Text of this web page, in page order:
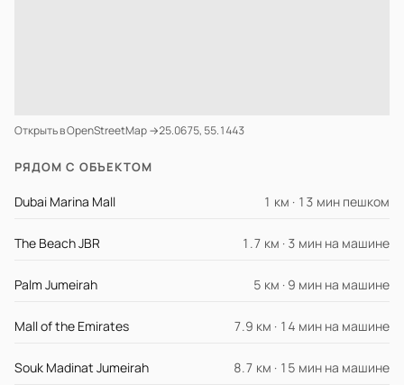
Открыть в OpenStreetMap →25.0675, 55.1443
РЯДОМ С ОБЪЕКТОМ
Dubai Marina Mall 1 км · 13 мин пешком
The Beach JBR 1.7 км · 3 мин на машине
Palm Jumeirah 5 км · 9 мин на машине
Mall of the Emirates 7.9 км · 14 мин на машине
Souk Madinat Jumeirah 8.7 км · 15 мин на машине